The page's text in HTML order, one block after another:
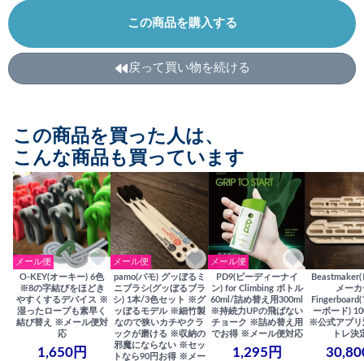
この商品を購入する
戻って買い物を続ける
この商品を買った人は、
こんな商品も買っています
メール便
O-KEY(オーキー) 6色
※8の字結びをほどき
やすくするデバイス ※
湿ったロープも素早く
結び替え ※メール便対
応
1,650円
メール便
pamo(パモ) グッぼるミ
ニブラシ(グッぼるブラ
シ) 1本/3色セット ※グ
ッぼるモデル ※細竹製
なので狭いカチやクラ
ックが磨ける ※収納の
邪魔にならない ※セッ
トなら90円お得 ※メー
メール便
PD9(ピーディーナイ
ン) for Climbing ボトル
60ml/詰め替え用300ml
※持続力UPの飛ばない
チョーク ※詰め替え用
でお得 ※メール便対応
1,295円
メーカ
ーボード)
※公式アプ
トレ決